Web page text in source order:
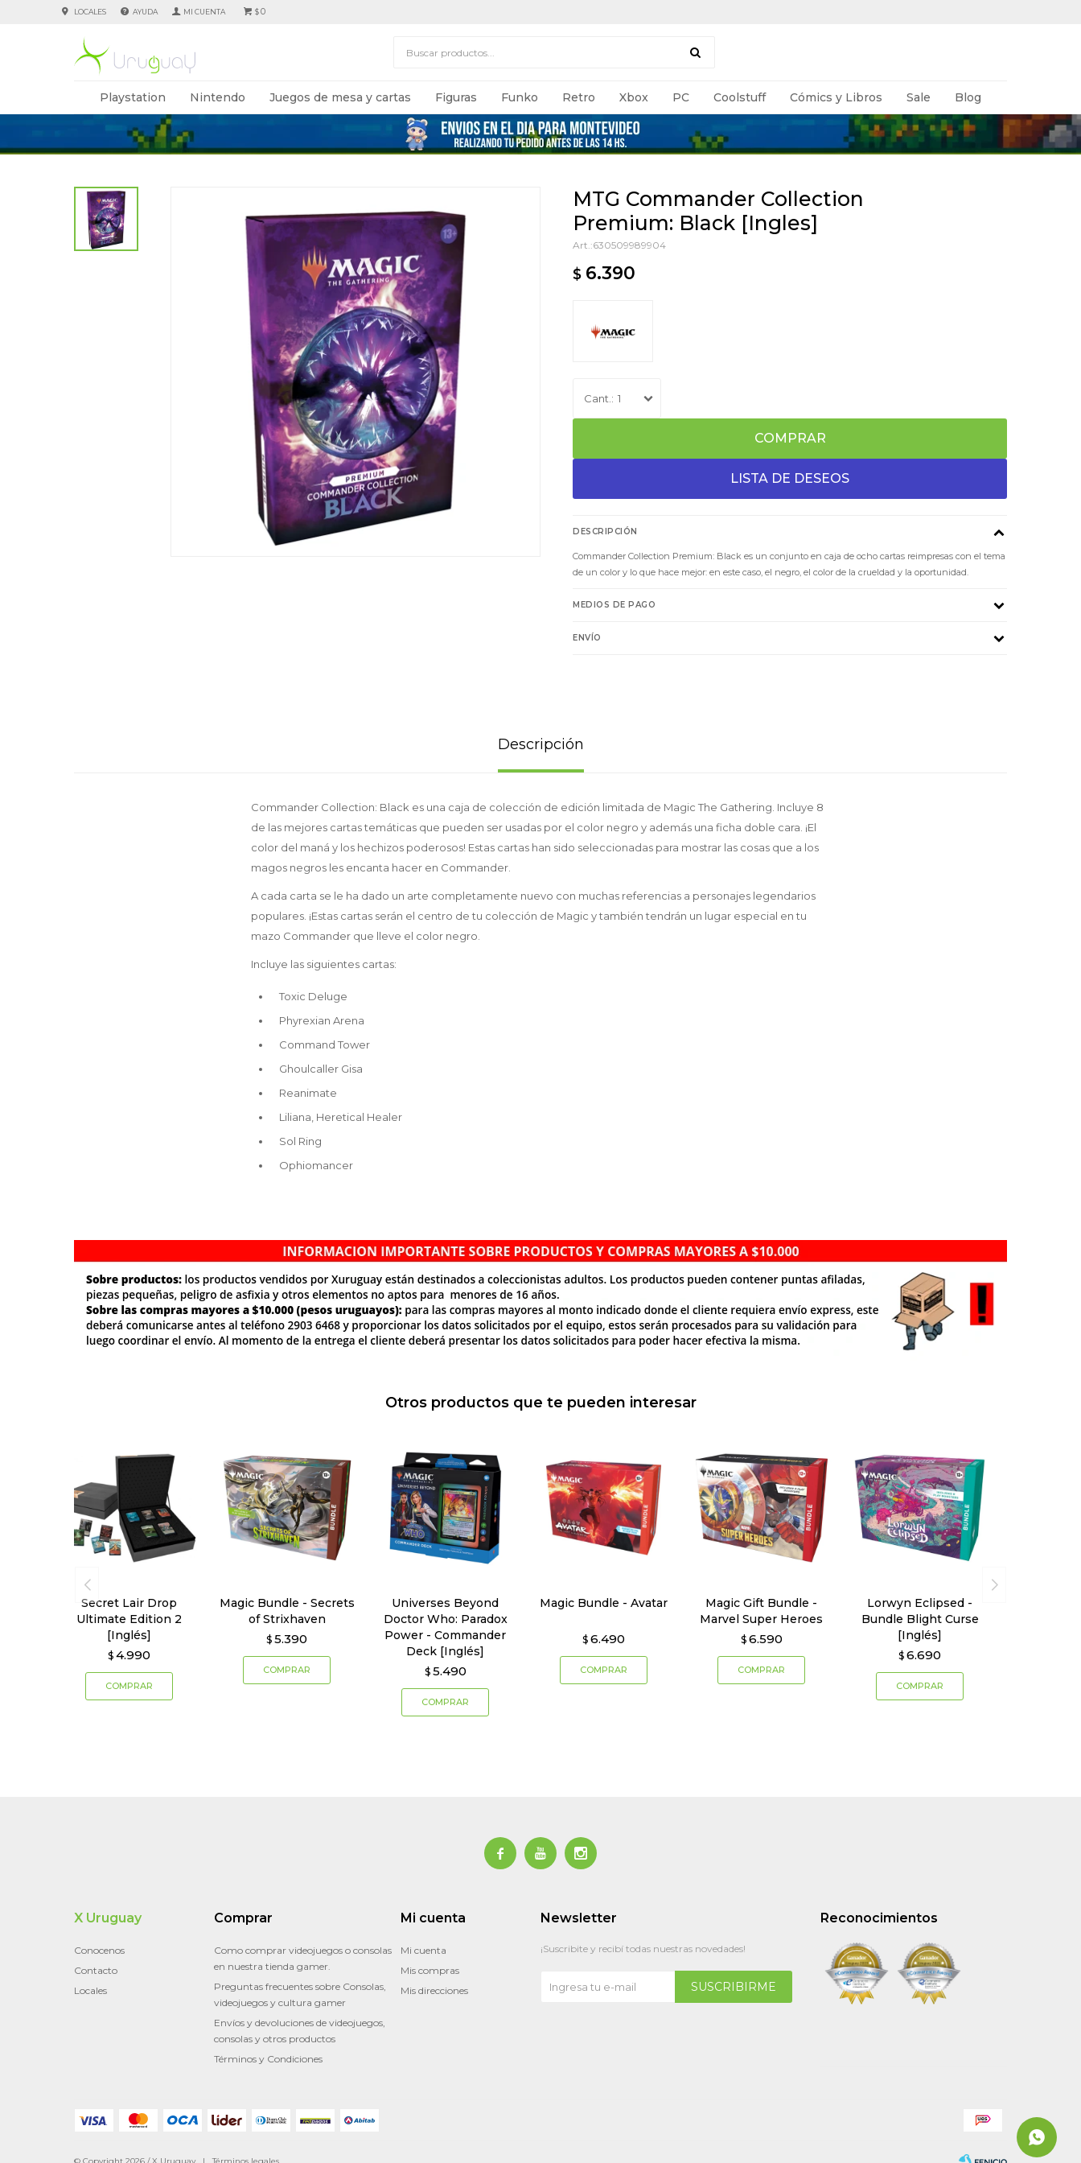
Playstation Nintendo Juegos de mesa y cartas Figuras Funko Retro Xbox PC Coolstuff Cómics y Libros Sale Blog
$0
LOCALES AYUDA
MTG Commander Collection
Premium: Black [Ingles]
630509989904
$ 6.390
1
COMPRAR
DESCRIPCIÓN
Commander Collection Premium: Black es un conjunto en caja de ocho cartas reimpresas con el tema
de un color y lo que hace mejor: en este caso, el negro, el color de la crueldad y la oportunidad.
MEDIOS DE PAGO
ENVÍO
Descripción
Commander Collection: Black es una caja de colección de edición limitada de Magic The Gathering. Incluye 8
de las mejores cartas temáticas que pueden ser usadas por el color negro y además una ficha doble cara. ¡El
color del maná y los hechizos poderosos! Estas cartas han sido seleccionadas para mostrar las cosas que a los
magos negros les encanta hacer en Commander.
A cada carta se le ha dado un arte completamente nuevo con muchas referencias a personajes legendarios
populares. ¡Estas cartas serán el centro de tu colección de Magic y también tendrán un lugar especial en tu
mazo Commander que lleve el color negro.
Incluye las siguientes cartas:
Toxic Deluge
Phyrexian Arena
Command Tower
Ghoulcaller Gisa
Reanimate
Liliana, Heretical Healer
Sol Ring
Ophiomancer
Otros productos que te pueden interesar
Secret Lair Drop
Ultimate Edition 2
[Inglés]
$ 4.990
Magic Bundle - Secrets
of Strixhaven
$ 5.390
Universes Beyond
Doctor Who: Paradox
Power - Commander
Deck [Inglés]
$ 5.490
Magic Bundle - Avatar
$ 6.490
Magic Gift Bundle -
Marvel Super Heroes
$ 6.590
Lorwyn Eclipsed -
Bundle Blight Curse
[Inglés]
$ 6.690
  
Reconocimientos
X Uruguay
Conocenos
Contacto
Locales
Comprar
Como comprar videojuegos o consolas
en nuestra tienda gamer.
Preguntas frecuentes sobre Consolas,
videojuegos y cultura gamer
Envíos y devoluciones de videojuegos,
consolas y otros productos
Términos y Condiciones
Mi cuenta
Mi cuenta
Mis compras
Mis direcciones
Newsletter
¡Suscribite y recibí todas nuestras novedades!
SUSCRIBIRME